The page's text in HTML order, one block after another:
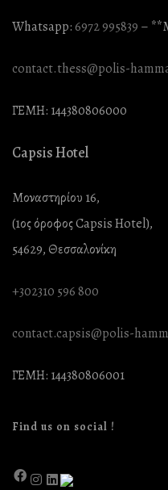
Whatsapp:6972 995839 –
contact.thess@polis-
ΓΕΜΗ: 144380806000
Capsis Hotel
Μοναστηρίου 16,
(1ος όροφος Capsis Hotel),
54629, Θεσσαλονίκη
+302310 596 800
contact.capsis@polis-
ΓΕΜΗ: 144380806001
Find us on social !